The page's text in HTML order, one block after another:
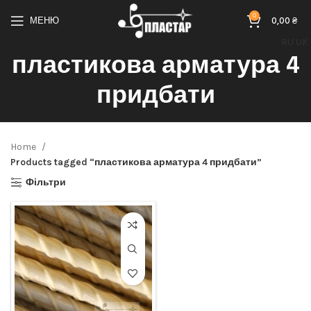
МЕНЮ 0 0,00₴
пластикова арматура 4
придбати
Home
Products tagged “пластикова арматура 4 придбати”
Фільтри